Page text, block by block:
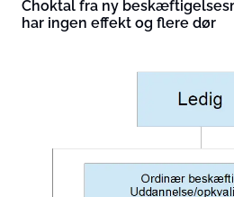
Choktal fra ny
har ingen effekt og flere dør